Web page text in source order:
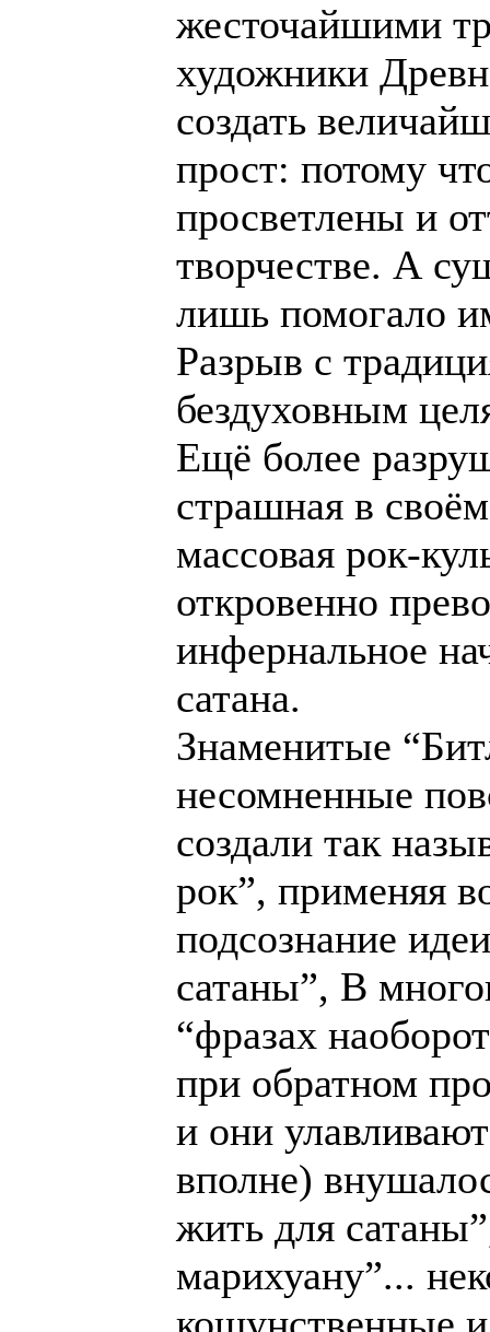
жесточайшими
художники
создать
прост: потому
просветлены и
творчестве. А
лишь помогало
Разрыв с
бездуховным
Ещё более
страшная в
массовая рок-
откровенно
инфернальное
сатана.
Знаменитые
несомненные
создали так
рок”, применяя
подсознание
сатаны”, В
“фразах
при обратном
и они
вполне)
жить для
марихуану”...